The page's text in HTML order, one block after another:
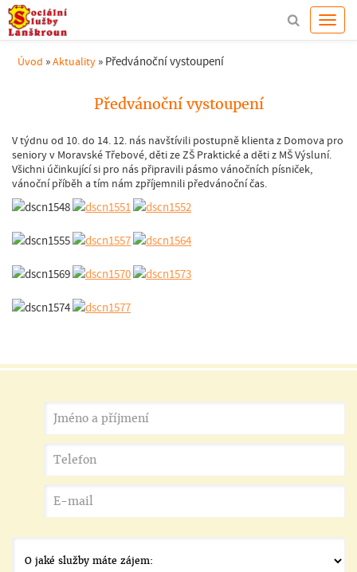
Úvod »Aktuality » Předvánoční vystoupení
Předvánoční vystoupení
V týdnu od 10. do 14. 12. nás navštívili postupně klienta z Domova pro
seniory v Moravské Třebové, děti ze ZŠ Praktické a děti z MŠ Výsluní.
Všichni účinkující si pro nás připravili pásmo vánočních písniček,
vánoční příběh a tím nám zpříjemnili předvánoční čas.